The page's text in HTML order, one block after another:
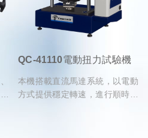
QC-41110電動扭力試驗機
本機搭載直流馬達系統，以電動
方式提供穩定轉速，進行順時針